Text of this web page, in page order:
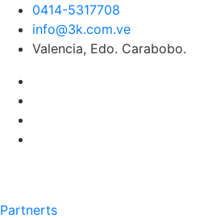
0414-5317708
info@3k.com.ve
Valencia, Edo. Carabobo.
Partnerts